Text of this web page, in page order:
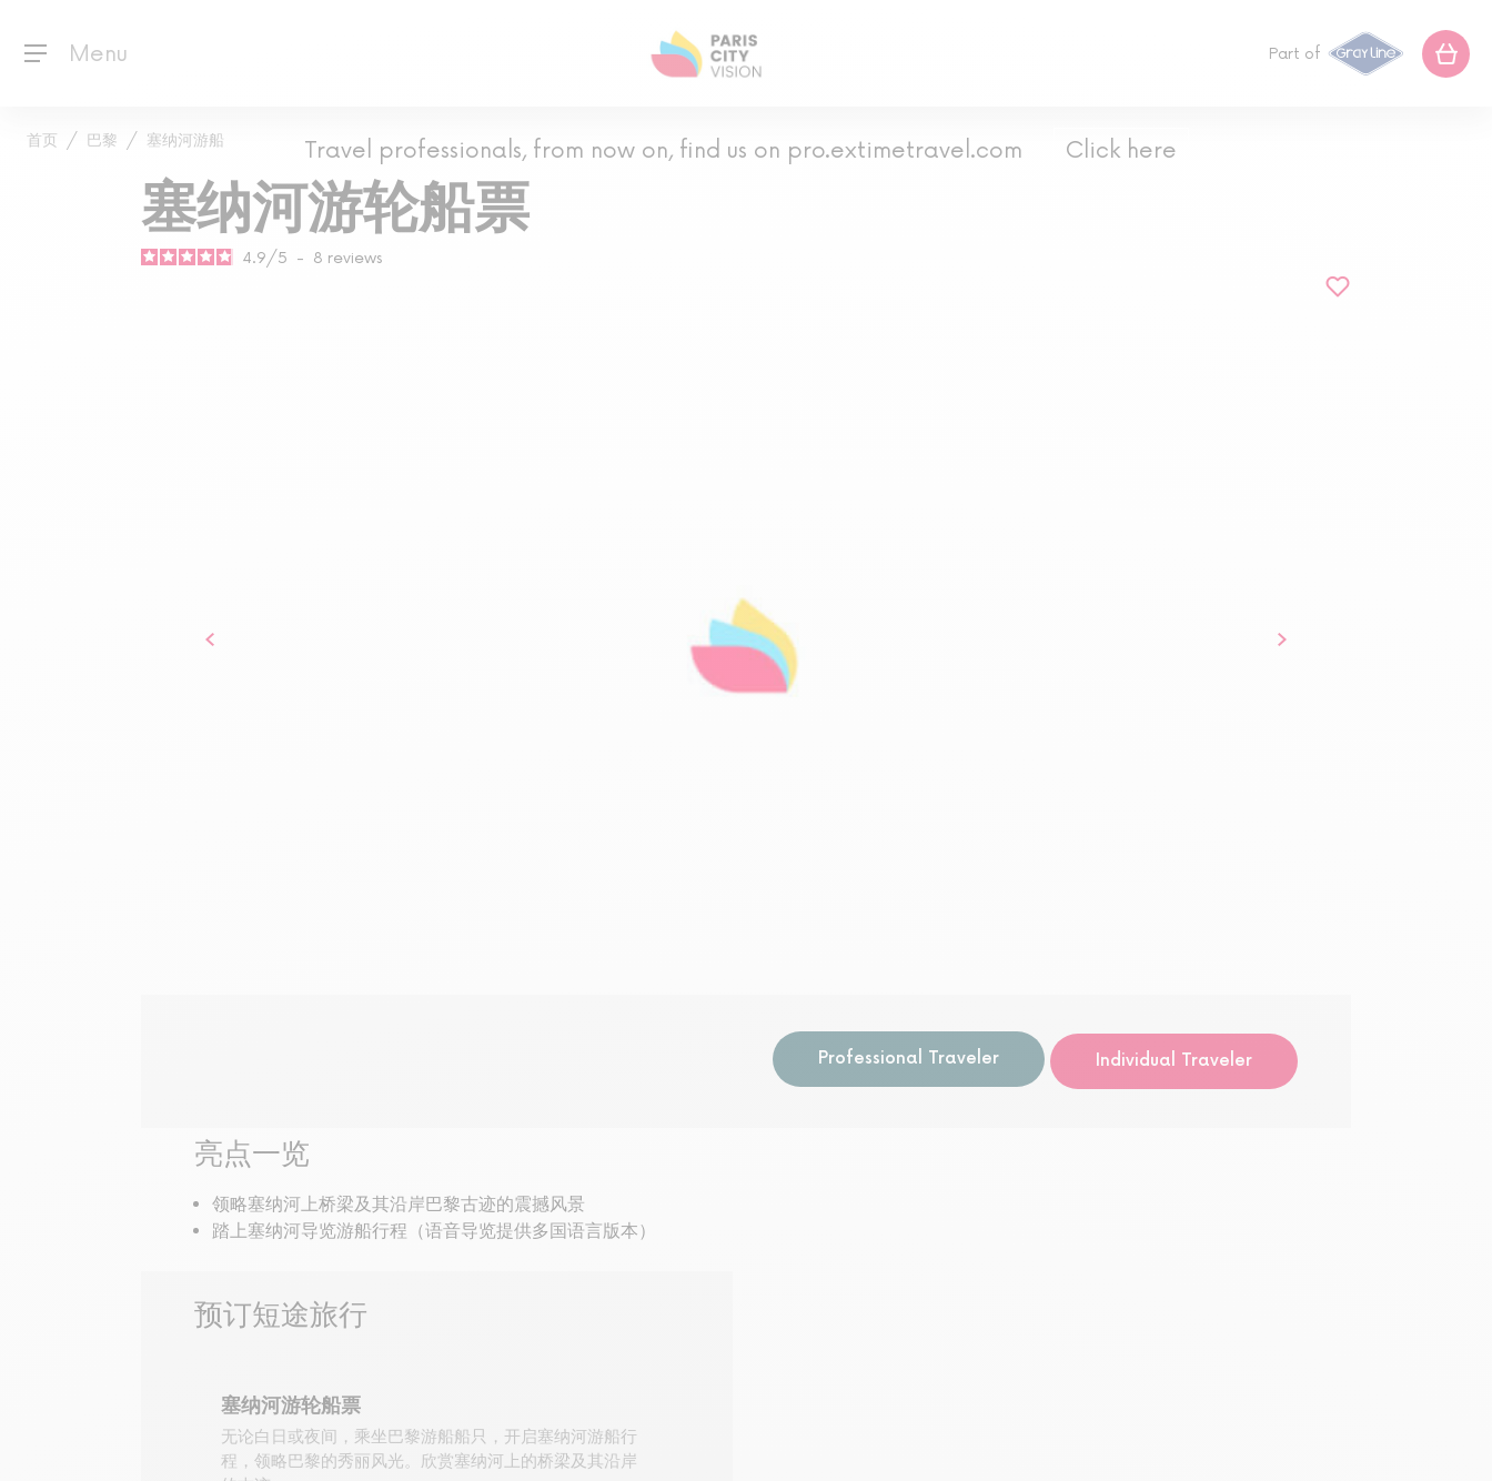
Menu Part of
Travel professionals, from now on, find us on pro.extimetravel.com Click here
首页 巴黎 塞纳河游船
塞纳河游轮船票
4.9/5 - 8 reviews
Professional Traveler
Individual Traveler
亮点一览
领略塞纳河上桥梁及其沿岸巴黎古迹的震撼风景
踏上塞纳河导览游船行程（语音导览提供多国语言版本）
预订短途旅行
塞纳河游轮船票
无论白日或夜间，乘坐巴黎游船船只，开启塞纳河游船行
程，领略巴黎的秀丽风光。欣赏塞纳河上的桥梁及其沿岸